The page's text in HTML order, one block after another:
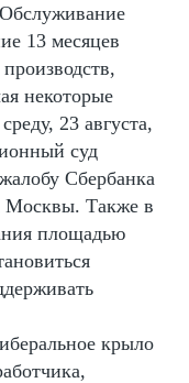
13 месяцев
некоторые
23 августа,
суд
Сбербанка
Москвы. Также в
площадью
крыло